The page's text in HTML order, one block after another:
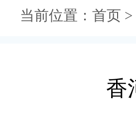
当前位置： 首页
香